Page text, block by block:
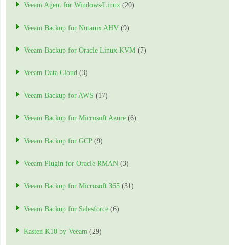
Veeam Agent for Windows/Linux (20)
Veeam Backup for Nutanix AHV (9)
Veeam Backup for Oracle Linux KVM (7)
Veeam Data Cloud (3)
Veeam Backup for AWS (17)
Veeam Backup for Microsoft Azure (6)
Veeam Backup for GCP(9)
Veeam Plugin for Oracle RMAN (3)
Veeam Backup for Microsoft 365 (31)
Veeam Backup for Salesforce (6)
Kasten K10 by Veeam (29)